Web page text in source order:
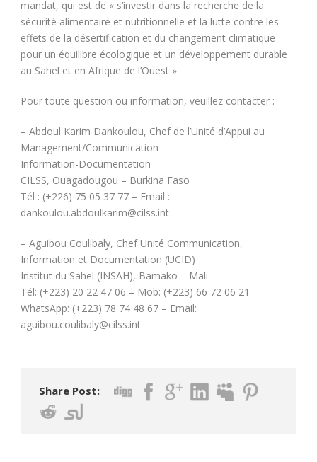
mandat, qui est de « s’investir dans la recherche de la
sécurité alimentaire et nutritionnelle et la lutte contre les
effets de la désertification et du changement climatique
pour un équilibre écologique et un développement durable
au Sahel et en Afrique de l’Ouest ».
Pour toute question ou information, veuillez contacter :
– Abdoul Karim Dankoulou, Chef de l’Unité d’Appui au
Management/Communication-
Information-Documentation
CILSS, Ouagadougou – Burkina Faso
Tél : (+226) 75 05 37 77 – Email :
dankoulou.abdoulkarim@cilss.int
– Aguibou Coulibaly, Chef Unité Communication,
Information et Documentation (UCID)
Institut du Sahel (INSAH), Bamako – Mali
Tél: (+223) 20 22 47 06 – Mob: (+223) 66 72 06 21
WhatsApp: (+223) 78 74 48 67 – Email:
aguibou.coulibaly@cilss.int
Share Post: